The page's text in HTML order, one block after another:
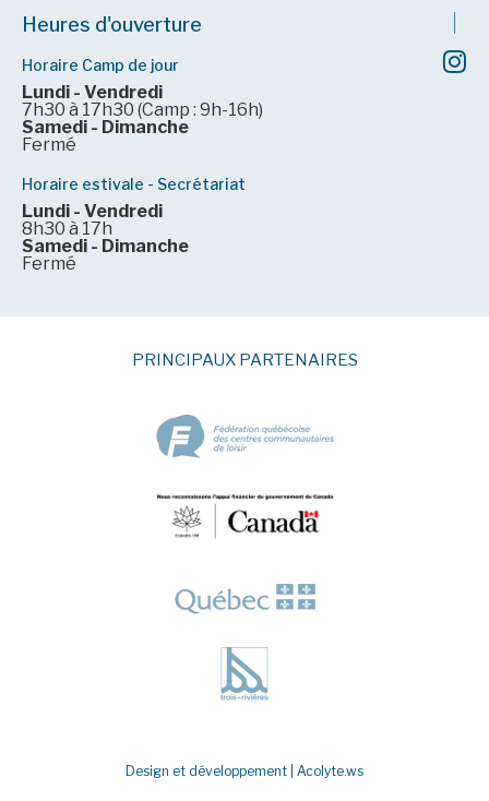
Heures d'ouverture
Horaire Camp de jour
Lundi - Vendredi
7h30 à 17h30 (Camp : 9h-16h)
Samedi - Dimanche
Fermé
Horaire estivale - Secrétariat
Lundi - Vendredi
8h30 à 17h
Samedi - Dimanche
Fermé
PRINCIPAUX PARTENAIRES
Design et développement | Acolyte.ws